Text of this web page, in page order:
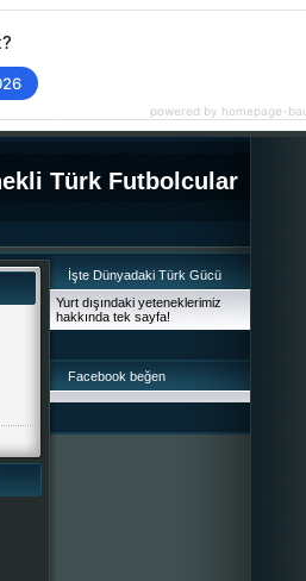
Türk Futbolcular
İşte Dünyadaki Türk Gücü
Yurt dışındaki yeteneklerimiz
hakkında tek sayfa!
Facebook beğen
powered by homepage-